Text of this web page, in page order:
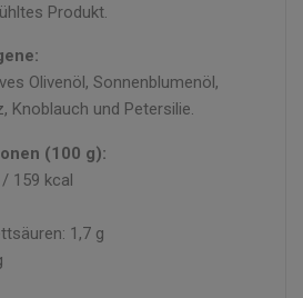
Produkt.
Olivenöl, Sonnenblumenöl,
Knoblauch und Petersilie.
(100 g):
159 kcal
1,7 g